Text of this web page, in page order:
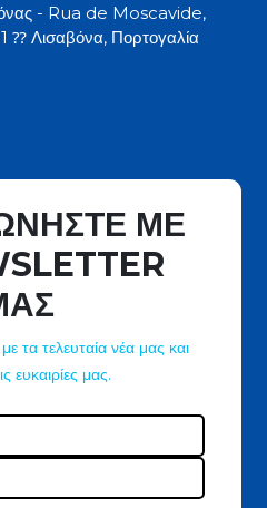
- Rua de Moscavide,
Λισαβόνα, Πορτογαλία
ΜΕ
τα τελευταία νέα μας και
ευκαιρίες μας.